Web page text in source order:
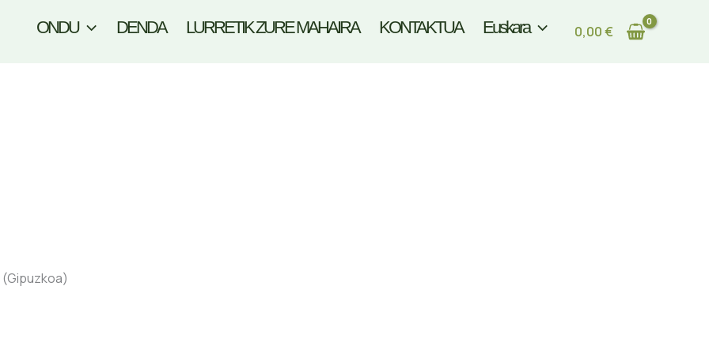
ONDU DENDA LURRETIK ZURE MAHAIRA KONTAKTUA Euskara 0,00€
(Gipuzkoa)